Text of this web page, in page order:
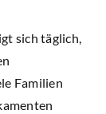
sich täglich,
Familien